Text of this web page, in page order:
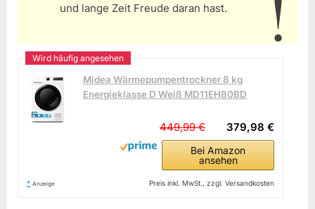
und lange Zeit Freude daran hast.
Midea Wärmepumpentrockner 8 kg
Energieklasse D Weiß MD11EH80BD
379,98 €
449,99 €
Bei Amazon
ansehen
* Anzeige Preis inkl. MwSt., zzgl. Versandkosten